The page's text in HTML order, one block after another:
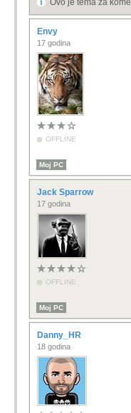
Ovo je tema za
Envy
17 godina
OFFLINE
Moj PC
Jack Sparrow
17 godina
OFFLINE
Moj PC
Danny_HR
18 godina